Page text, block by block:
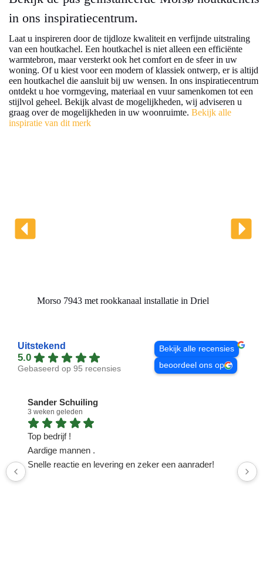
in ons inspiratiecentrum.
Laat u inspireren door de tijdloze kwaliteit en verfijnde uitstraling
van een houtkachel. Een houtkachel is niet alleen een efficiënte
warmtebron, maar versterkt ook het comfort en de sfeer in uw
woning. Of u kiest voor een modern of klassiek ontwerp, er is altijd
een houtkachel die aansluit bij uw wensen. In ons inspiratiecentrum
ontdekt u hoe vormgeving, materiaal en vuur samenkomen tot een
stijlvol geheel. Bekijk alvast de mogelijkheden, wij adviseren u
graag over de mogelijkheden in uw woonruimte. Bekijk alle
inspiratie van dit merk
Morso 7943 met rookkanaal installatie in Driel
Uitstekend
5.0
Gebaseerd op 95 recensies
Bekijk alle recensies
beoordeel ons op
Sander Schuiling
3 weken geleden
Top bedrijf !
Aardige mannen .
Snelle reactie en levering en zeker een aanrader!